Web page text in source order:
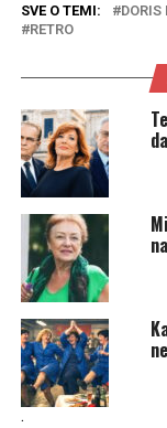
SVE O TEMI: DORIS
RETRO
.